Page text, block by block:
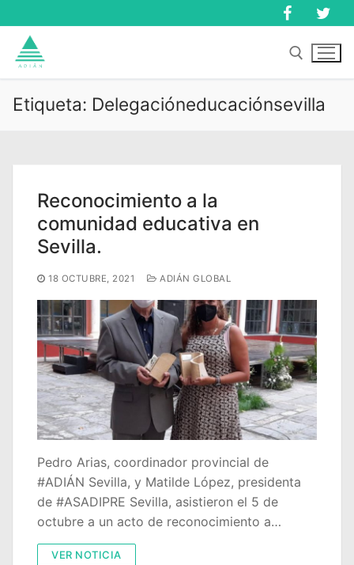
al
contenido
Inicio
Quiénes somos
Delegaciones
Adián Almería
Adián Cádiz
Adián Córdoba
Noticias
Enlaces
Consejería de Educación
Contacto
Hazte Socio
Etiqueta: Delegacióneducaciónsevilla
Reconocimiento a la
comunidad educativa en
Sevilla.
18 OCTUBRE, 2021 ADIÁN GLOBAL
Pedro Arias, coordinador provincial de
#ADIÁN Sevilla, y Matilde López, presidenta
de #ASADIPRE Sevilla, asistieron el 5 de
octubre a un acto de reconocimiento a…
VER NOTICIA